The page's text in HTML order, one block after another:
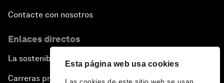
Esta página web usa cookies
Contacte con nosotros
Enlaces directos
La sostenibilidad en el Foro
Carreras profesionales